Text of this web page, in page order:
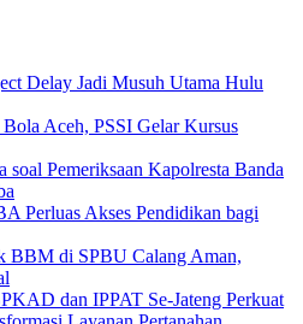
Delay Jadi Musuh Utama Hulu
Aceh, PSSI Gelar Kursus
soal Pemeriksaan Kapolresta Banda
Perluas Akses Pendidikan bagi
BBM di SPBU Calang Aman,
dan IPPAT Se-Jateng Perkuat